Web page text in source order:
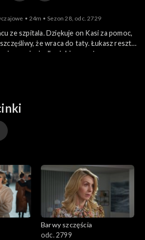
24m Sezon 28, odc. 2729
ze szpitala. Dziękuje on Kasi za pomoc,
że wraca do taty. Łukasz resztę
i organizuje dla siebie oraz żony
Natomiast Damian ostatecznie rozstaje
tym, że niepotrzebnie dała mu nadzieję. Z
obawia się, że przyjaciel podczas kryzysu
zirytowana, nagle go odtrąca.
Klarze, że producent z USA chce
duży ekran. Hubert cieszy się z sukcesu
Barwy szczęścia
odc. 2799